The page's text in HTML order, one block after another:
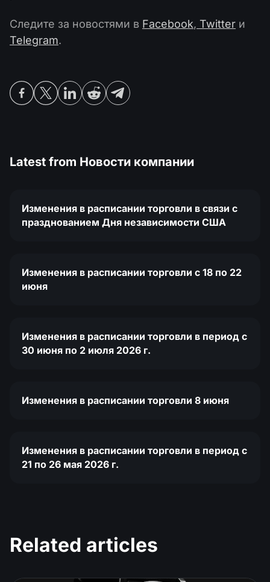
Следите за новостями в Facebook, Twitter и
Telegram.
Latest from Новости компании
Изменения в расписании торговли в связи с
празднованием Дня независимости США
Изменения в расписании торговли c 18 по 22
июня
Изменения в расписании торговли в период с
30 июня по 2 июля 2026 г.
Изменения в расписании торговли 8 июня
Изменения в расписании торговли в период с
21 по 26 мая 2026 г.
Related articles